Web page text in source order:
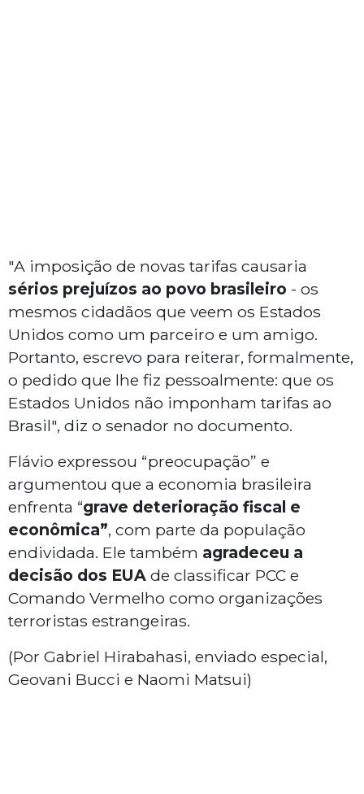
"A imposição de novas tarifas causaria
sérios prejuízos ao povo brasileiro - os
mesmos cidadãos que veem os Estados
Unidos como um parceiro e um amigo.
Portanto, escrevo para reiterar, formalmente,
o pedido que lhe fiz pessoalmente: que os
Estados Unidos não imponham tarifas ao
Brasil", diz o senador no documento.
Flávio expressou “preocupação” e
argumentou que a economia brasileira
enfrenta “grave deterioração fiscal e
econômica”, com parte da população
endividada. Ele também agradeceu a
decisão dos EUA de classificar PCC e
Comando Vermelho como organizações
terroristas estrangeiras.
(Por Gabriel Hirabahasi, enviado especial,
Geovani Bucci e Naomi Matsui)